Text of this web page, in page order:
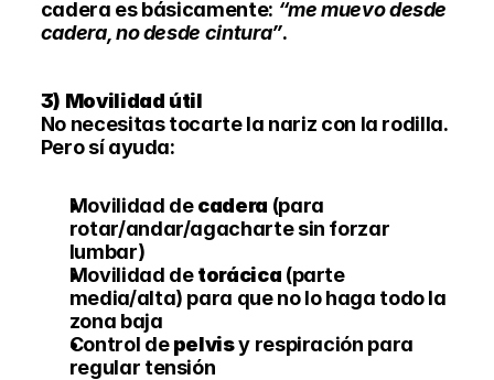
cadera es básicamente: “me muevo desde
cadera, no desde cintura”.
3) Movilidad útil
No necesitas tocarte la nariz con la rodilla.
Pero sí ayuda:
Movilidad de cadera (para
rotar/andar/agacharte sin forzar
lumbar)
Movilidad de torácica (parte
media/alta) para que no lo haga todo la
zona baja
Control de pelvis y respiración para
regular tensión